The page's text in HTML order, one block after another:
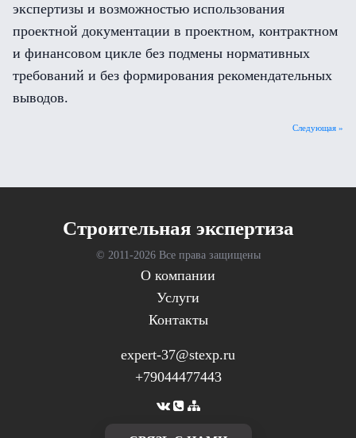
экспертизы и возможностью использования
проектной документации в проектном, контрактном
и финансовом цикле без подмены нормативных
требований и без формирования рекомендательных
выводов.
Следующая »
Cтроительная экспертиза
© 2011-2026 Все права защищены
О компании
Услуги
Контакты
expert-37@stexp.ru
+79044477443